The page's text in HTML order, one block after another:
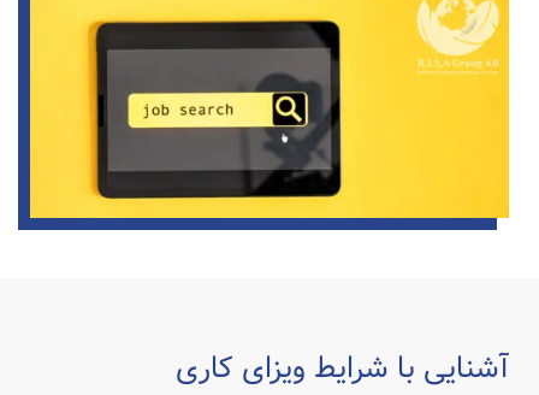
آشنایی با شرایط ویزای کاری